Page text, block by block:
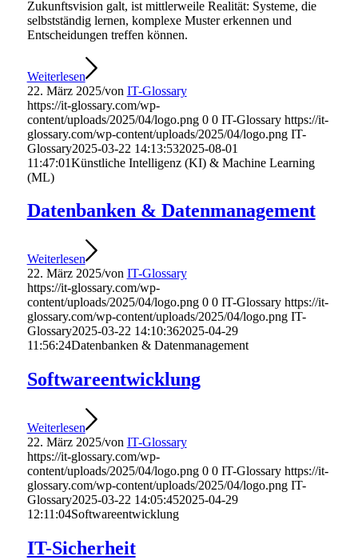
Zukunftsvision galt, ist mittlerweile Realität: Systeme, die
selbstständig lernen, komplexe Muster erkennen und
Entscheidungen treffen können.
Weiterlesen
22. März 2025/von IT-Glossary
https://it-glossary.com/wp-
content/uploads/2025/04/logo.png 0 0 IT-Glossary https://it-
glossary.com/wp-content/uploads/2025/04/logo.png IT-
Glossary2025-03-22 14:13:532025-08-01
11:47:01Künstliche Intelligenz (KI) & Machine Learning
(ML)
Datenbanken & Datenmanagement
Weiterlesen
22. März 2025/von IT-Glossary
https://it-glossary.com/wp-
content/uploads/2025/04/logo.png 0 0 IT-Glossary https://it-
glossary.com/wp-content/uploads/2025/04/logo.png IT-
Glossary2025-03-22 14:10:362025-04-29
11:56:24Datenbanken & Datenmanagement
Softwareentwicklung
Weiterlesen
22. März 2025/von IT-Glossary
https://it-glossary.com/wp-
content/uploads/2025/04/logo.png 0 0 IT-Glossary https://it-
glossary.com/wp-content/uploads/2025/04/logo.png IT-
Glossary2025-03-22 14:05:452025-04-29
12:11:04Softwareentwicklung
IT-Sicherheit